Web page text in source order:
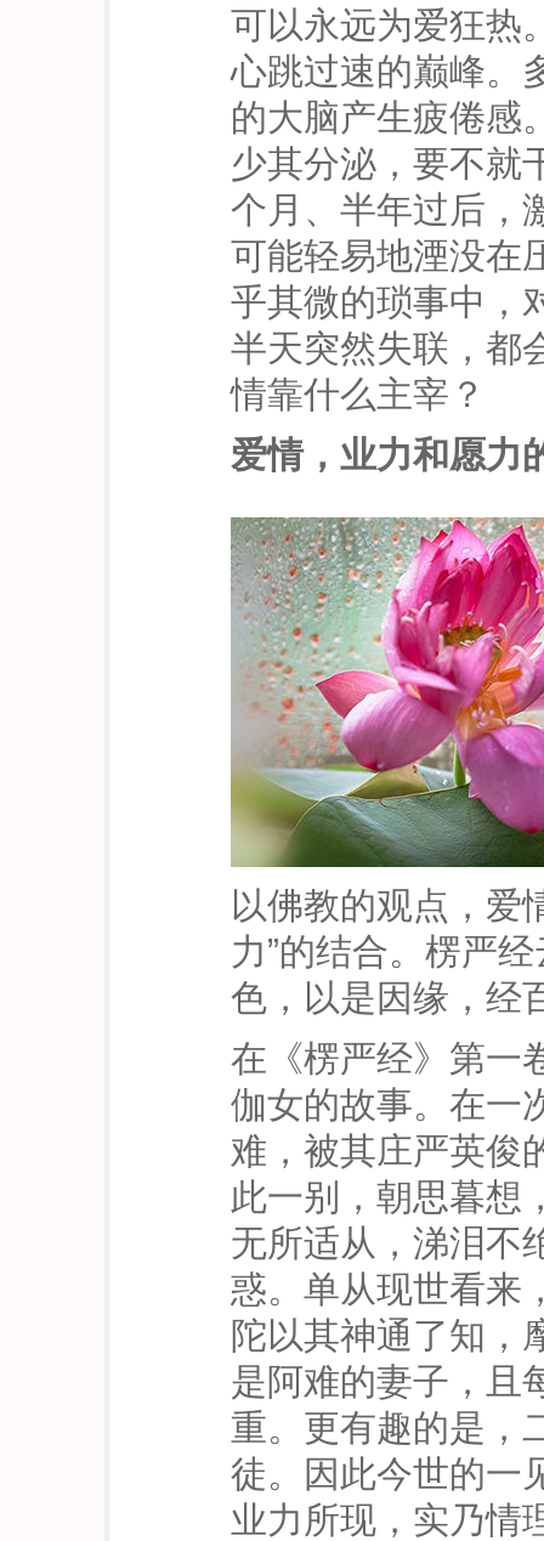
可以永远为爱狂热
心跳过速的巅峰。
的大脑产生疲倦感
少其分泌，要不就
个月、半年过后，
可能轻易地湮没在
乎其微的琐事中，
半天突然失联，都
情靠什么主宰？
爱情，业力和愿力
以佛教的观点，爱
力”的结合。楞严
色，以是因缘，经
在《楞严经》第一
伽女的故事。在一
难，被其庄严英俊
此一别，朝思暮想
无所适从，涕泪不
惑。单从现世看来
陀以其神通了知，
是阿难的妻子，且
重。更有趣的是，
徒。因此今世的一
业力所现，实乃情